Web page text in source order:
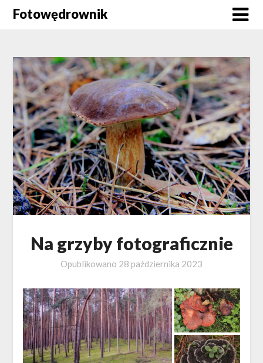
SkipFotowędrownik
Na grzyby fotograficznie
Opublikowano 28 października 2023